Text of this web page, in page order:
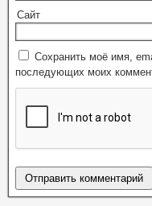
Сайт
Сохранить моё имя,
последующих моих